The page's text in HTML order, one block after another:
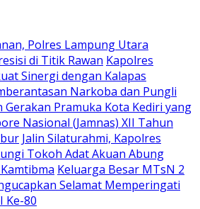
Polres Lampung Utara
di Titik Rawan Kapolres
Sinergi dengan Kalapas
Narkoba dan Pungli
Gerakan Pramuka Kota Kediri yang
Nasional (Jamnas) XII Tahun
Jalin Silaturahmi, Kapolres
Tokoh Adat Akuan Abung
Keluarga Besar MTsN 2
Selamat Memperingati
Ke-80